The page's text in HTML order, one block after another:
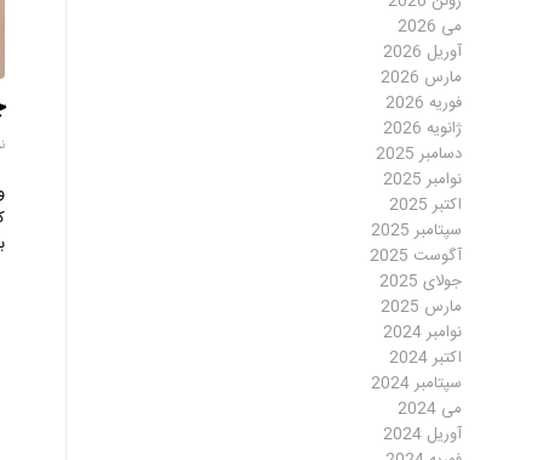
می 2026
آوریل 2026
مارس 2026
فوریه 2026
ژانویه 2026
دسامبر 2025
نوامبر 2025
اکتبر 2025
سپتامبر 2025
آگوست 2025
جولای 2025
مارس 2025
نوامبر 2024
اکتبر 2024
سپتامبر 2024
می 2024
آوریل 2024